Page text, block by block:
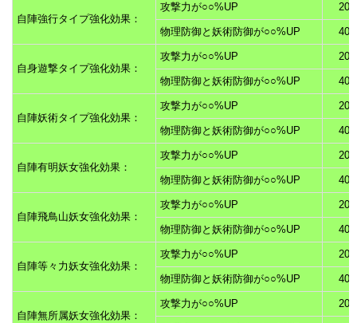
自陣強行タイプ強化効果：
攻撃力が○○%UP
物理防御と妖術防御が○○%UP
自身遊撃タイプ強化効果：
攻撃力が○○%UP
物理防御と妖術防御が○○%UP
自陣妖術タイプ強化効果：
攻撃力が○○%UP
物理防御と妖術防御が○○%UP
自陣有明妖女強化効果：
攻撃力が○○%UP
物理防御と妖術防御が○○%UP
自陣飛鳥山妖女強化効果：
攻撃力が○○%UP
物理防御と妖術防御が○○%UP
自陣等々力妖女強化効果：
攻撃力が○○%UP
物理防御と妖術防御が○○%UP
自陣無所属妖女強化効果：
攻撃力が○○%UP